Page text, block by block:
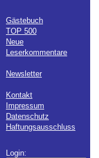
Gästebuch
TOP 500
Neue
Leserkommentare
Newsletter
Kontakt
Impressum
Datenschutz
Haftungsausschluss
Login: